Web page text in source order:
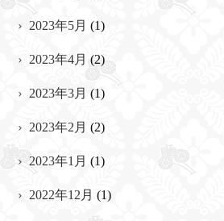
2023年5月 (1)
2023年4月 (2)
2023年3月 (1)
2023年2月 (2)
2023年1月 (1)
2022年12月 (1)